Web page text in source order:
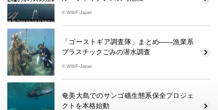
© WWF-Japan
「ゴーストギア調査隊」まとめ――漁業系
プラスチックごみの潜水調査
© WWF-Japan
奄美大島でのサンゴ礁生態系保全プロジェ
クトを本格始動